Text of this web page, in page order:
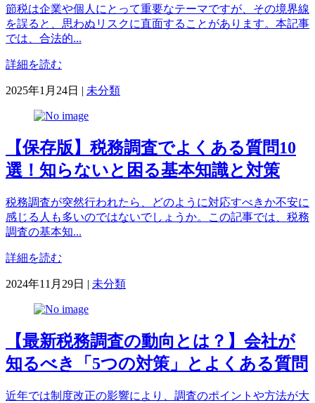
節税は企業や個人にとって重要なテーマですが、その境界線
を誤ると、思わぬリスクに直面することがあります。本記事
では、合法的...
詳細を読む
2025年1月24日 | カ
ゴ
ー
未分類
【保存版】税務調査でよくある質問10
選！知らないと困る基本知識と対策
税務調査が突然行われたら、どのように対応すべきか不安に
感じる人も多いのではないでしょうか。この記事では、税務
調査の基本知...
詳細を読む
2024年11月29日 | カ
ー
未分類
【最新税務調査の動向とは？】会社が
知るべき「5つの対策」とよくある質問
近年では制度改正の影響により、調査のポイントや方法が大